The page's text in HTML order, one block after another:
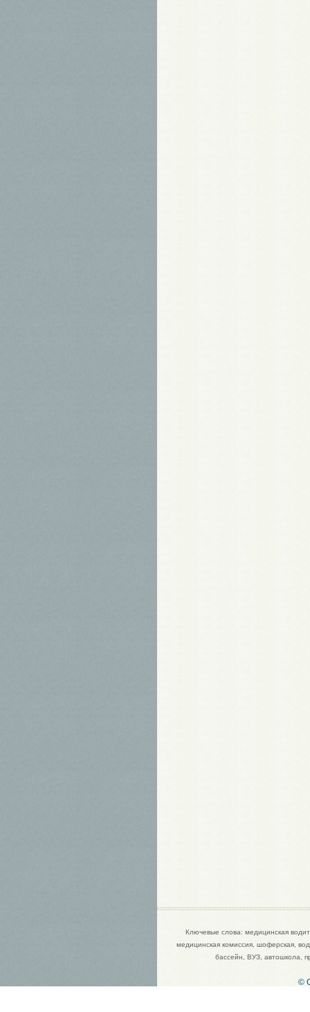
Ключевые слова: медицинская
медицинская комиссия, шоферская,
бассейн, ВУЗ, автошкола,
©